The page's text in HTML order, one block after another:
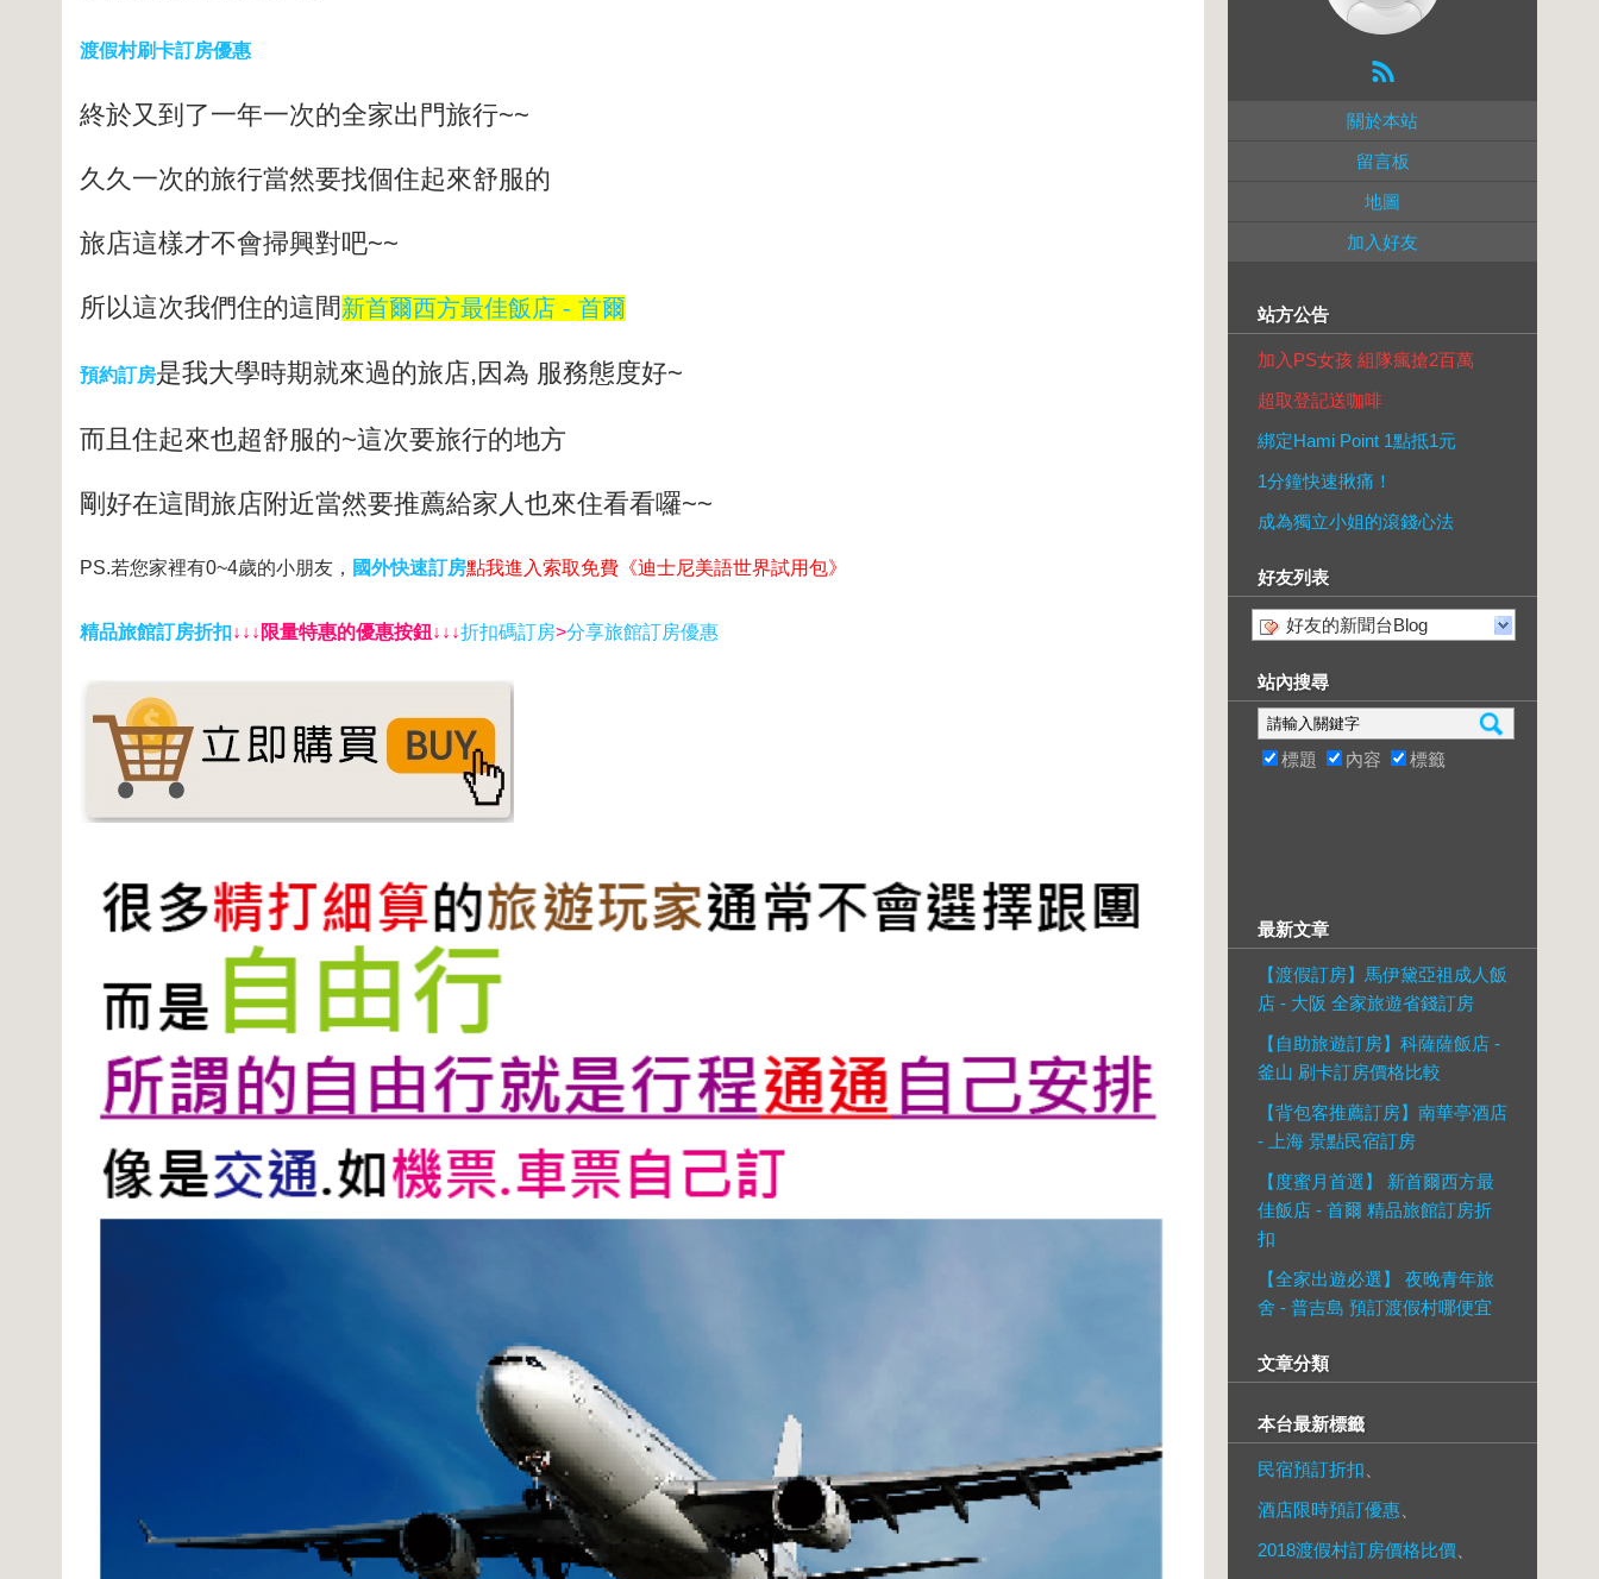
渡假村刷卡訂房優惠
終於又到了一年一次的全家出門旅行~~
久久一次的旅行當然要找個住起來舒服的
旅店這樣才不會掃興對吧~~
所以這次我們住的這間新首爾西方最佳飯店 - 首爾
預約訂房是我大學時期就來過的旅店,因為 服務態度好~
而且住起來也超舒服的~這次要旅行的地方
剛好在這間旅店附近當然要推薦給家人也來住看看囉~~
PS.若您家裡有0~4歲的小朋友， 國外快速訂房點我進入索取免費《迪士尼美語世界試用包》
精品旅館訂房折扣↓↓↓限量特惠的優惠按鈕↓↓↓折扣碼訂房>分享旅館訂房優惠
關於本站
留言板
地圖
加入好友
站方公告
加入PS女孩 組隊瘋搶2百萬
超取登記送咖啡
綁定Hami Point 1點抵1元
1分鐘快速揪痛！
成為獨立小姐的滾錢心法
好友列表
好友的新聞台Blog
站內搜尋
標題 內容 標籤
最新文章
【渡假訂房】馬伊黛亞祖成人飯
店 - 大阪 全家旅遊省錢訂房
【自助旅遊訂房】科薩薩飯店 -
釜山 刷卡訂房價格比較
【背包客推薦訂房】南華亭酒店
- 上海 景點民宿訂房
【度蜜月首選】 新首爾西方最
佳飯店 - 首爾 精品旅館訂房折
扣
【全家出遊必選】 夜晚青年旅
舍 - 普吉島 預訂渡假村哪便宜
文章分類
本台最新標籤
民宿預訂折扣
酒店限時預訂優惠
2018渡假村訂房價格比價